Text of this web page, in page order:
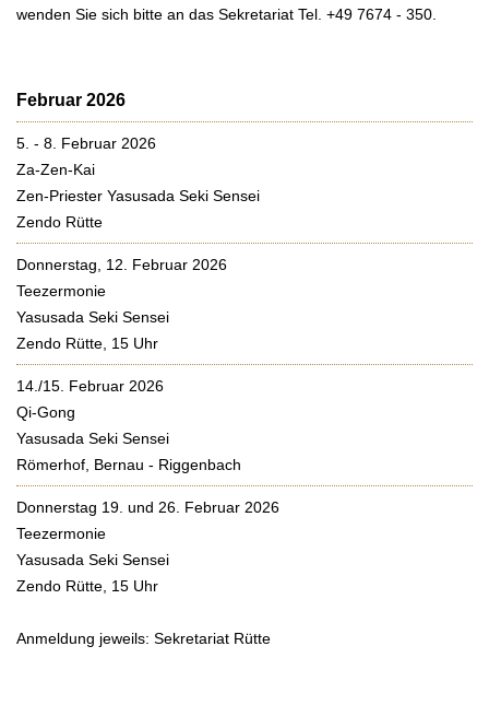
Anmeldung und
Ausbildung
Veröffentlichungen
Kontakt
wenden Sie sich bitte an das Sekretariat Tel. +49 7674 - 350.
Februar 2026
5. - 8. Februar 2026
Za-Zen-Kai
Zen-Priester Yasusada Seki Sensei
Zendo Rütte
Donnerstag, 12. Februar 2026
Teezermonie
Yasusada Seki Sensei
Zendo Rütte, 15 Uhr
14./15. Februar 2026
Qi-Gong
Yasusada Seki Sensei
Römerhof, Bernau - Riggenbach
Donnerstag 19. und 26. Februar 2026
Teezermonie
Yasusada Seki Sensei
Zendo Rütte, 15 Uhr
Anmeldung jeweils: Sekretariat Rütte